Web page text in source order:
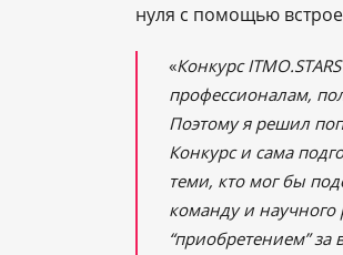
нуля с помощью
«Конкурс
профессионалам,
Поэтому я решил
Конкурс и сама
теми, кто мог бы
команду и
“приобретением” за